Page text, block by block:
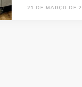
21 DE MARÇO DE